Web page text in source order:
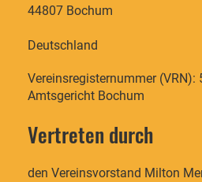
44807 Bochum
Deutschland
Vereinsregisternummer (VRN):
Amtsgericht Bochum
Vertreten durch
den Vereinsvorstand Milton